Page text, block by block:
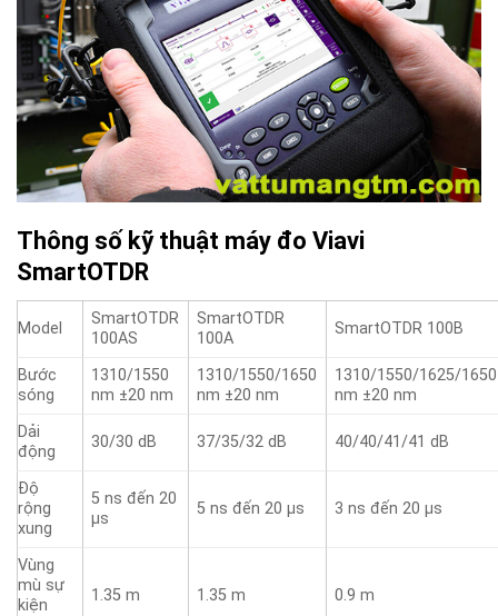
Thông số kỹ thuật máy đo Viavi
SmartOTDR
Model
SmartOTDR
100AS
SmartOTDR
100A
SmartOTDR 100B
Bước
sóng
1310/1550
nm ±20 nm
1310/1550/1650
nm ±20 nm
1310/1550/1625/1650
nm ±20 nm
Dải
động
30/30 dB 37/35/32 dB 40/40/41/41 dB
Độ
rộng
xung
5 ns đến 20
µs
5 ns đến 20 µs 3 ns đến 20 µs
Vùng
mù sự
kiện
1.35 m 1.35 m 0.9 m